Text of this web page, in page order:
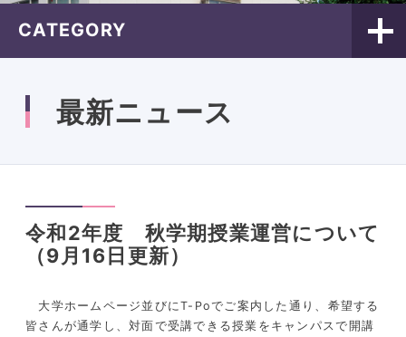
CATEGORY
最新ニュース
令和2年度 秋学期授業運営について
（9月16日更新）
大学ホームページ並びにT-Poでご案内した通り、希望する
皆さんが通学し、対面で受講できる授業をキャンパスで開講